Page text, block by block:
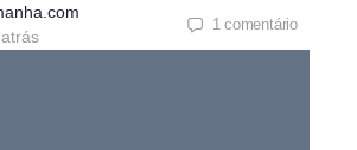
1comentário